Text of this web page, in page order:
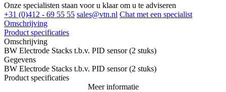
Onze specialisten staan voor u klaar om u te adviseren
+31 (0)412 - 69 55 55 sales@vtn.nl Chat met een specialist
Omschrijving
Product specificaties
Omschrijving
BW Electrode Stacks t.b.v. PID sensor (2 stuks)
Gegevens
BW Electrode Stacks t.b.v. PID sensor (2 stuks)
Product specificaties
Meer informatie